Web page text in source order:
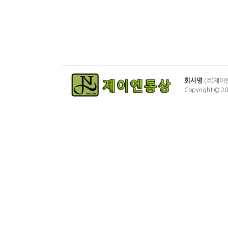
회사명 (주)제이
Copyright ©